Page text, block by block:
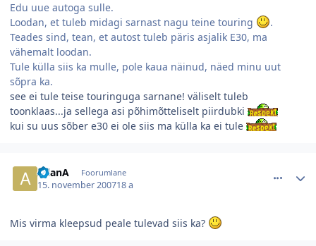
Edu uue autoga sulle.
Loodan, et tuleb midagi sarnast nagu teine touring
.
Teades sind, tean, et autost tuleb päris asjalik E30, ma
vähemalt loodan.
Tule külla siis ka mulle, pole kaua näinud, näed minu uut
sõpra ka.
see ei tule teise touringuga sarnane! väliselt tuleb
toonklaas...ja sellega asi põhimõtteliselt piirdubki
kui su uus sõber e30 ei ole siis ma külla ka ei tule
AllanA Foorumlane
15. november 200718 a
Mis virma kleepsud peale tulevad siis ka?